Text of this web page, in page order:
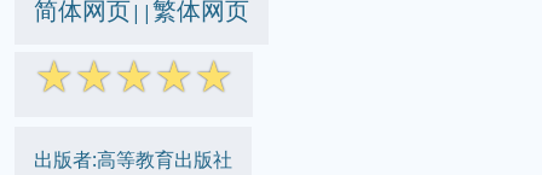
简体网页||繁体网页
☆☆☆☆☆
出版者:高等教育出版社